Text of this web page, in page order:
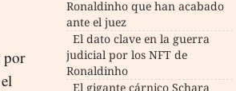
Ronaldinho que han acabado
ante el juez
El dato clave en la guerra
judicial por los NFT de
Ronaldinho
El gigante cárnico Schara
por